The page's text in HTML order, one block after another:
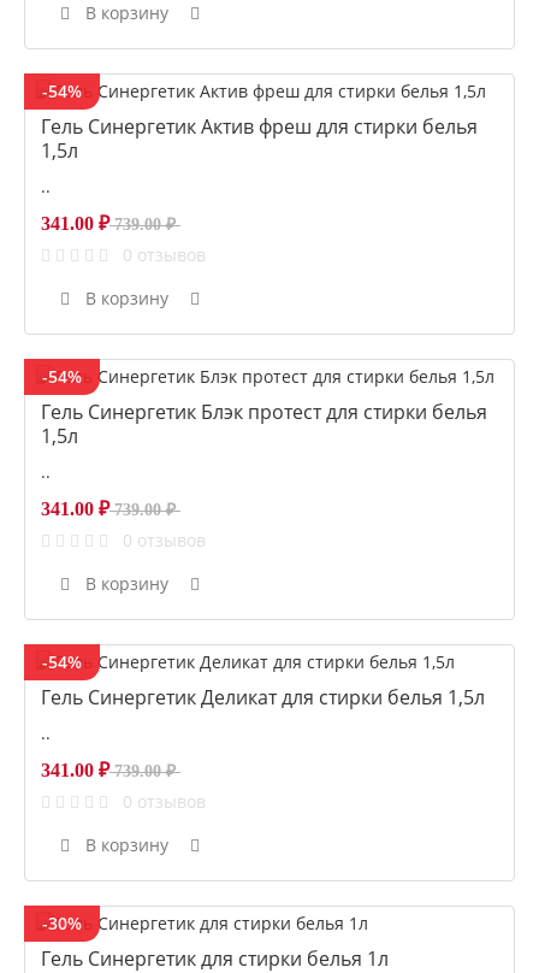
В корзину
-54%
Гель Синергетик Актив фреш для стирки белья
1,5л
..
739.00 ₽
341.00 ₽
0 отзывов
В корзину
-54%
Гель Синергетик Блэк протест для стирки белья
1,5л
..
739.00 ₽
341.00 ₽
0 отзывов
В корзину
-54%
Гель Синергетик Деликат для стирки белья 1,5л
..
739.00 ₽
341.00 ₽
0 отзывов
В корзину
-30%
Гель Синергетик для стирки белья 1л